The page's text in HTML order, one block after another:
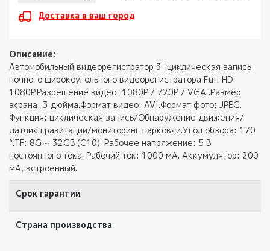
Доставка в ваш город
Описание:
Автомобильный видеорегистратор 3 "циклическая запись
ночного широкоугольного видеорегистратора Full HD
1080P.Разрешение видео: 1080P / 720P / VGA .Размер
экрана: 3 дюйма.Формат видео: AVI.Формат фото: JPEG.
Функция: циклическая запись/Обнаружение движения/
датчик гравитации/мониторинг парковки.Угол обзора: 170
°.TF: 8G ~ 32GB (C10). Рабочее напряжение: 5 В
постоянного тока. Рабочий ток: 1000 мА. Аккумулятор: 200
мА, встроенный.
Срок гарантии
Страна производства